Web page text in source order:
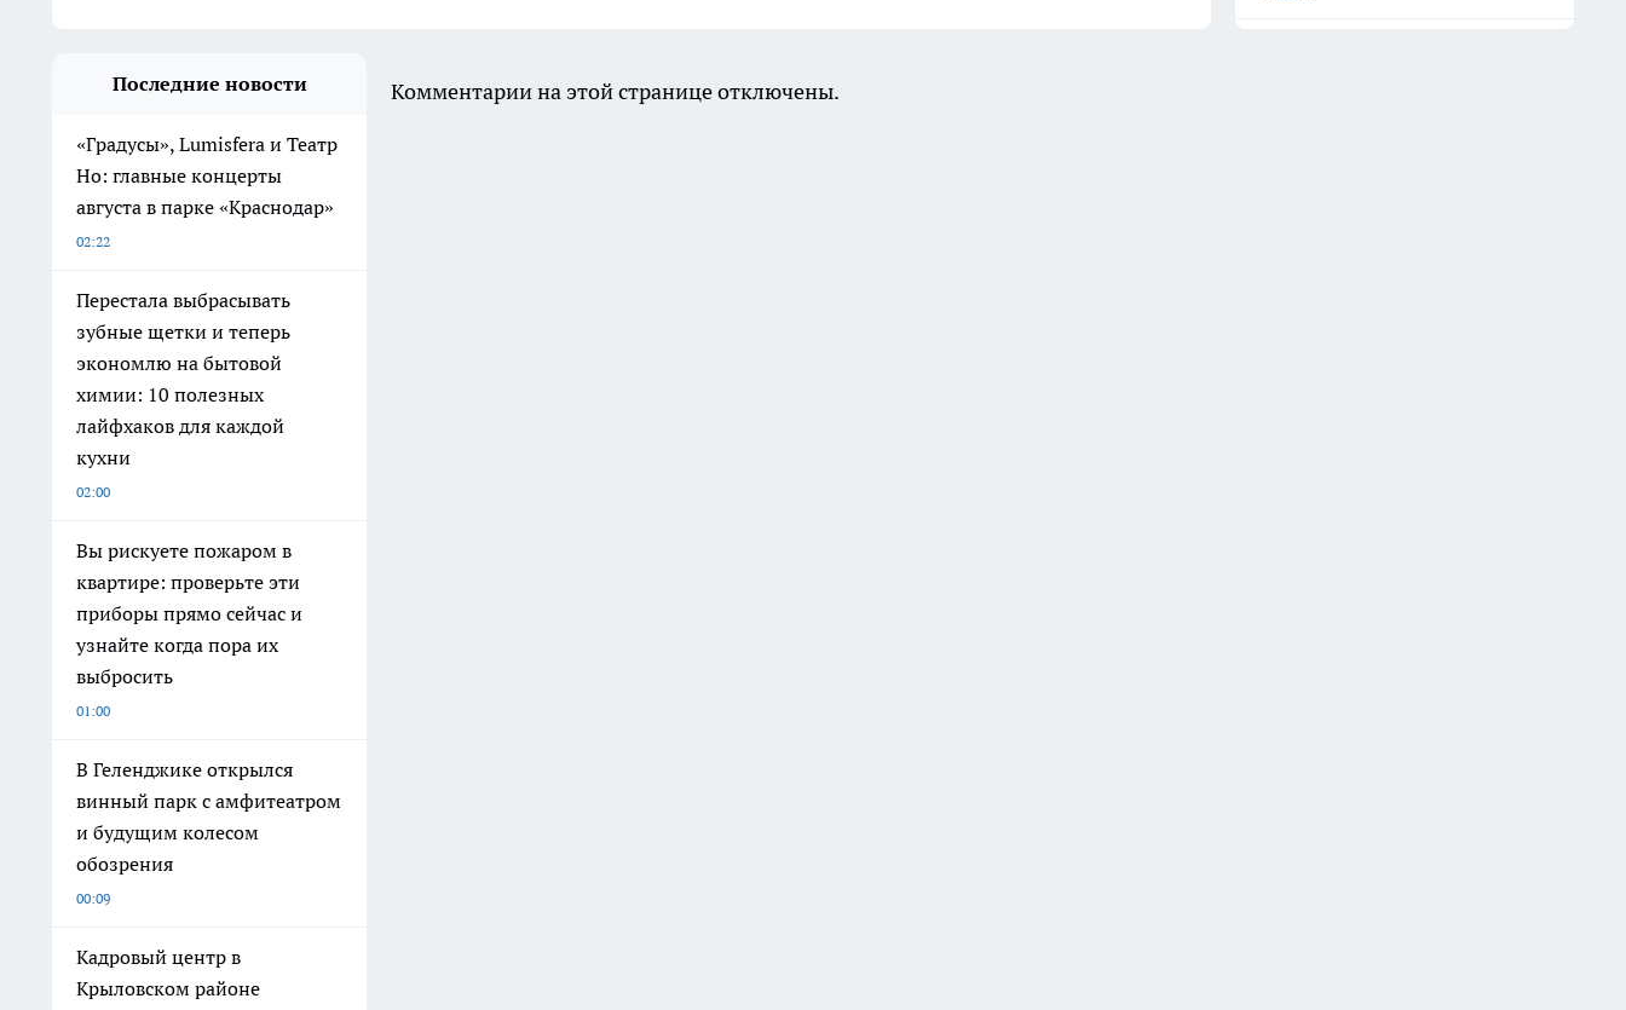
Последние новости
«Градусы», Lumisfera и Театр
Но: главные концерты
августа в парке «Краснодар»
02:22
Перестала выбрасывать
зубные щетки и теперь
экономлю на бытовой
химии: 10 полезных
лайфхаков для каждой
кухни
02:00
Вы рискуете пожаром в
квартире: проверьте эти
приборы прямо сейчас и
узнайте когда пора их
выбросить
01:00
В Геленджике открылся
винный парк с амфитеатром
и будущим колесом
обозрения
00:09
Кадровый центр в
Крыловском районе
Комментарии на этой странице отключены.